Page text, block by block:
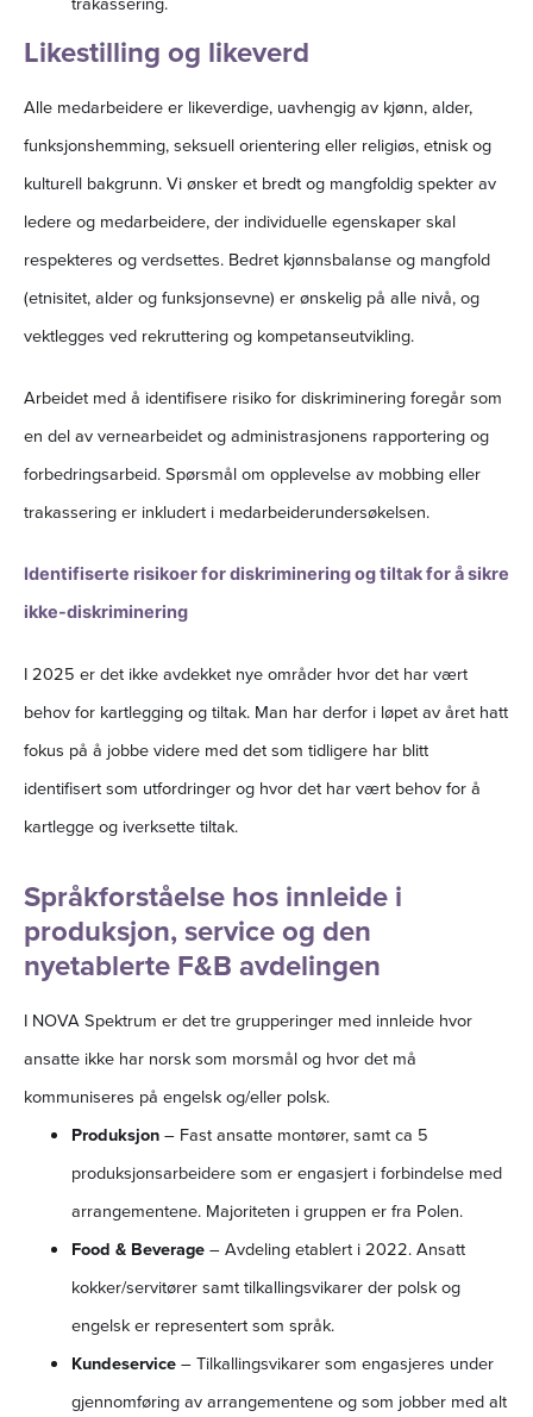
Likestilling og likeverd
Alle medarbeidere er likeverdige, uavhengig av kjønn, alder,
funksjonshemming, seksuell orientering eller religiøs, etnisk og
kulturell bakgrunn. Vi ønsker et bredt og mangfoldig spekter av
ledere og medarbeidere, der individuelle egenskaper skal
respekteres og verdsettes. Bedret kjønnsbalanse og mangfold
(etnisitet, alder og funksjonsevne) er ønskelig på alle nivå, og
vektlegges ved rekruttering og kompetanseutvikling.
Arbeidet med å identifisere risiko for diskriminering foregår som
en del av vernearbeidet og administrasjonens rapportering og
forbedringsarbeid. Spørsmål om opplevelse av mobbing eller
trakassering er inkludert i medarbeiderundersøkelsen.
Identifiserte risikoer for diskriminering og tiltak for å sikre
ikke-diskriminering
I 2025 er det ikke avdekket nye områder hvor det har vært
behov for kartlegging og tiltak. Man har derfor i løpet av året hatt
fokus på å jobbe videre med det som tidligere har blitt
identifisert som utfordringer og hvor det har vært behov for å
kartlegge og iverksette tiltak.
Språkforståelse hos innleide i
produksjon, service og den
nyetablerte F&B avdelingen
I NOVA Spektrum er det tre grupperinger med innleide hvor
ansatte ikke har norsk som morsmål og hvor det må
kommuniseres på engelsk og/eller polsk.
Produksjon– Fast ansatte montører, samt ca 5
produksjonsarbeidere som er engasjert i forbindelse med
arrangementene. Majoriteten i gruppen er fra Polen.
Food & Beverage– Avdeling etablert i 2022. Ansatt
kokker/servitører samt tilkallingsvikarer der polsk og
engelsk er representert som språk.
Kundeservice– Tilkallingsvikarer som engasjeres under
gjennomføring av arrangementene og som jobber med alt